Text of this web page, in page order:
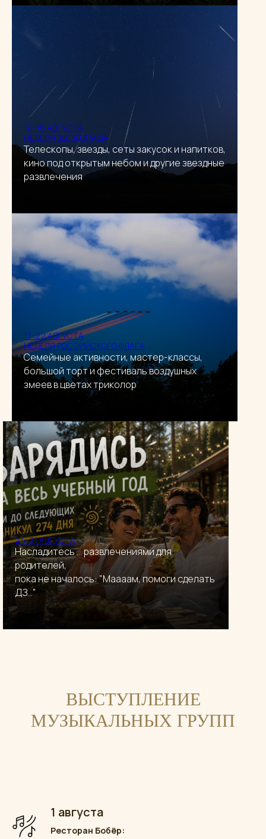
10-16 АВГУСТА
НЕДЕЛЯ ЗВЕЗДОПАДА
Телескопы, звезды, сеты закусок и напитков,
кино под открытым небом и другие звездные
развлечения
17-22 АВГУСТА
НЕДЕЛЯ РОССИЙСКОГО ФЛАГА
Семейные активности, мастер-классы,
большой торт и фестиваль воздушных
змеев в цветах триколор
24-31 АВГУСТА
Насладитесь ... развлечениями для
родителей,
пока не началось: "Маааам, помоги сделать
ДЗ..."
ВЫСТУПЛЕНИЕ
МУЗЫКАЛЬНЫХ ГРУПП
1 августа
Ресторан Бобёр: